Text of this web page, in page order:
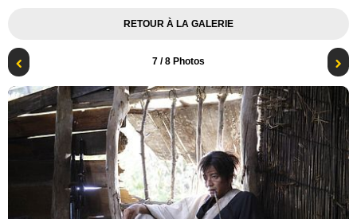
RETOUR À LA GALERIE
7 / 8 Photos